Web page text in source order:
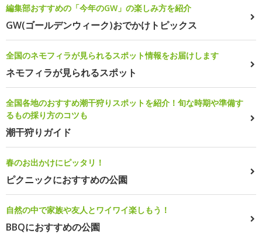
編集部おすすめの「今年のGW」の楽しみ方を紹介
GW(ゴールデンウィーク)おでかけトピックス
全国のネモフィラが見られるスポット情報をお届けします
ネモフィラが見られるスポット
全国各地のおすすめ潮干狩りスポットを紹介！旬な時期や準備す
るもの採り方のコツも
潮干狩りガイド
春のお出かけにピッタリ！
ピクニックにおすすめの公園
自然の中で家族や友人とワイワイ楽しもう！
BBQにおすすめの公園